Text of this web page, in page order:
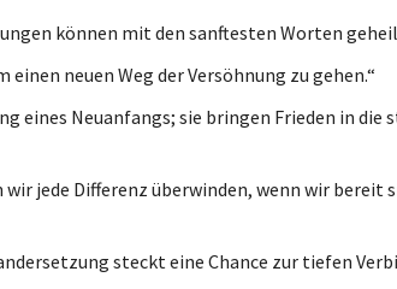
können mit den sanftesten Worten
einen neuen Weg der Versöhnung zu gehen.“
eines Neuanfangs; sie bringen Frieden in die
wir jede Differenz überwinden, wenn wir bereit
steckt eine Chance zur tiefen